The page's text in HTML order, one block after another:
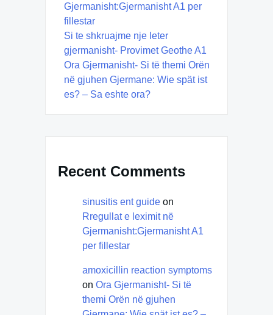
Gjermanisht:Gjermanisht A1 per
fillestar
Si te shkruajme nje leter
gjermanisht- Provimet Geothe A1
Ora Gjermanisht- Si të themi Orën
në gjuhen Gjermane: Wie spät ist
es? – Sa eshte ora?
Recent Comments
sinusitis ent guide on
Rregullat e leximit në
Gjermanisht:Gjermanisht A1
per fillestar
amoxicillin reaction symptoms
on Ora Gjermanisht- Si të
themi Orën në gjuhen